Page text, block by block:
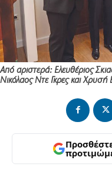
Από αριστερά: Ελευθέριος
Νικόλαος Ντε Γκρες και Χρυσή